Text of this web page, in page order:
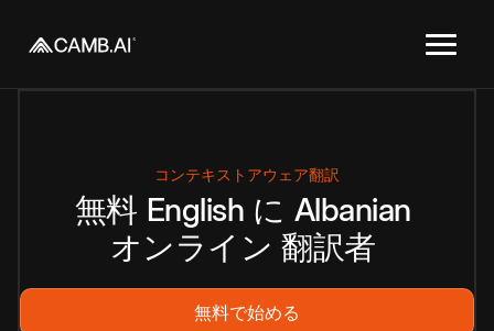
コンテキストアウェア翻訳
無料 English に Albanian
オンライン 翻訳者
無料で始める